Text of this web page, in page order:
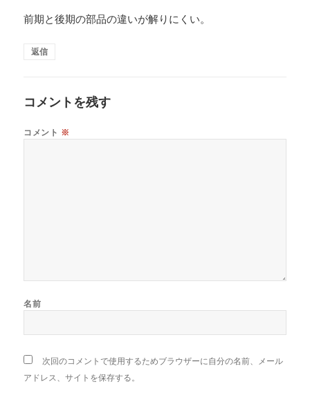
前期と後期の部品の違いが解りにくい。
返信
コメントを残す
コメント ※
名前
次回のコメントで使用するためブラウザーに自分の名前、メール
アドレス、サイトを保存する。